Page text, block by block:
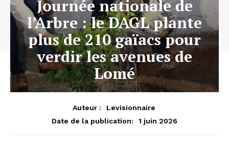
Journée nationale de
l’Arbre : le DAGL plante
plus de 210 gaïacs pour
verdir les avenues de
Lomé
Auteur :
Levisionnaire
Date de la publication:
1 juin 2026